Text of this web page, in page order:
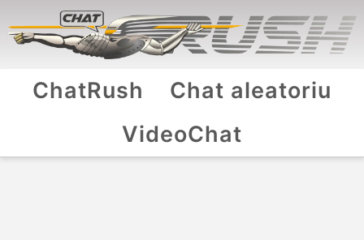
ChatRush
Chat aleatoriu
VideoChat